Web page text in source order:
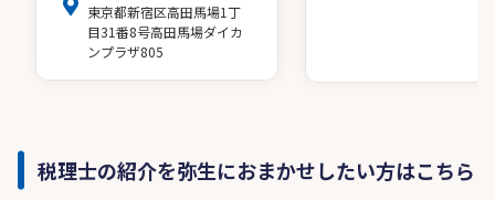
東京都新宿区高田馬場1丁
目31番8号高田馬場ダイカ
ンプラザ805
税理士の紹介を弥生におまかせしたい方はこちら